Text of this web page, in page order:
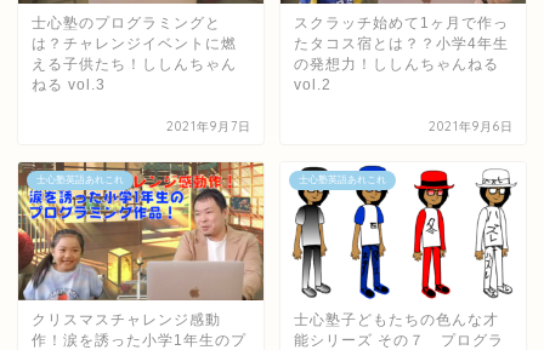
士心塾のプログラミングと
は？チャレンジイベントに燃
える子供たち！ししんちゃん
ねる vol.3
2021年9月7日
スクラッチ始めて1ヶ月で作っ
たタコス宿とは？？小学4年生
の発想力！ししんちゃんねる
vol.2
2021年9月6日
士心塾英語あれこれ
クリスマスチャレンジ感動
作！涙を誘った小学1年生のプ
士心塾英語あれこれ
士心塾子どもたちの色んな才
能シリーズ その７ プログラ